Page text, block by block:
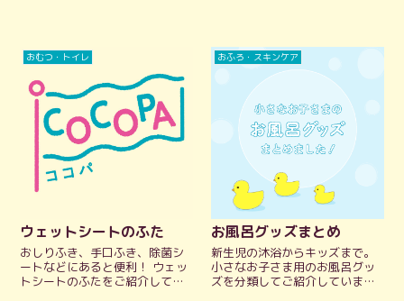
おむつ・トイレ
ウェットシートのふた
おしりふき、手口ふき、除菌シ
ートなどにあると便利！ ウェッ
トシートのふたをご紹介してい
おふろ・スキンケア
お風呂グッズまとめ
新生児の沐浴からキッズまで。
小さなお子さま用のお風呂グッ
ズを分類してご紹介していま